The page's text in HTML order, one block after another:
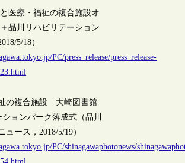
医療・福祉の複合施設オ
品川リハビリテーション
5/18）
PC/press_release/press_release-
の複合施設 大崎図書館
ョンパーク落成式（品川
ース，2018/5/19）
PC/shinagawaphotonews/